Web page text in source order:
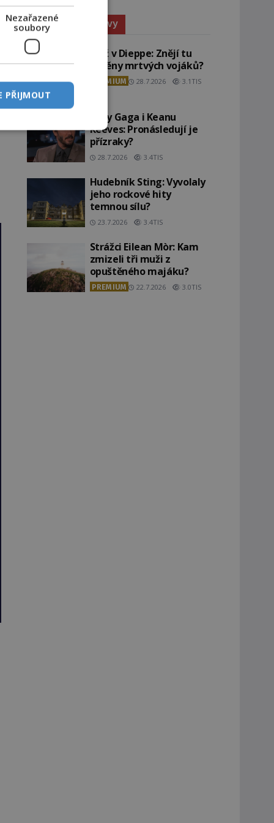
Paranormální jevy
Pláž v Dieppe: Znějí tu
ozvěny mrtvých vojáků?
PREMIUM 28.7.2026 3.1TIS
Lady Gaga i Keanu
Reeves: Pronásledují je
přízraky?
28.7.2026 3.4TIS
Hudebník Sting: Vyvolaly
jeho rockové hity
temnou sílu?
23.7.2026 3.4TIS
Strážci Eilean Mòr: Kam
zmizeli tři muži z
opuštěného majáku?
PREMIUM 22.7.2026 3.0TIS
Nezařazené
soubory
PŘIJMOUT